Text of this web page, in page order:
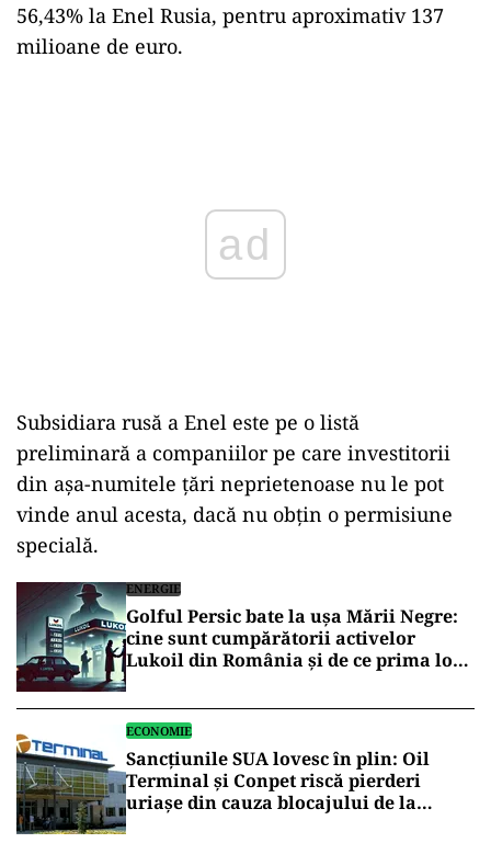
56,43% la Enel Rusia, pentru aproximativ 137
milioane de euro.
ad
Subsidiara rusă a Enel este pe o listă
preliminară a companiilor pe care investitorii
din aşa-numitele ţări neprietenoase nu le pot
vinde anul acesta, dacă nu obţin o permisiune
specială.
ENERGIE
Golful Persic bate la ușa Mării Negre:
cine sunt cumpărătorii activelor
Lukoil din România și de ce prima lor
ECONOMIE
Sancțiunile SUA lovesc în plin: Oil
Terminal și Conpet riscă pierderi
uriașe din cauza blocajului de la